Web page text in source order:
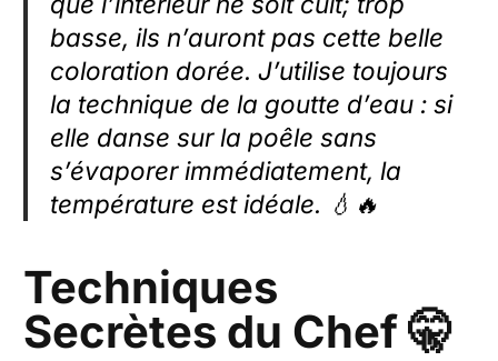
basse, ils n’auront pas cette belle
coloration dorée. J’utilise toujours
la technique de la goutte d’eau : si
elle danse sur la poêle sans
s’évaporer immédiatement, la
température est idéale. 💧🔥
Techniques
Secrètes du Chef 🤫